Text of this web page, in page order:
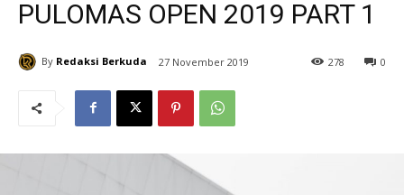
PULOMAS OPEN 2019 PART 1
By Redaksi Berkuda 27 November 2019 0
278